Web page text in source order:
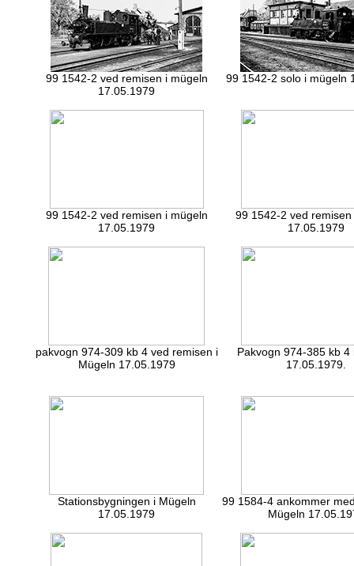
99 1542-2 ved remisen i mügeln
17.05.1979
99 1542-2 solo i mügeln
99 1542-2 ved remisen i mügeln
17.05.1979
99 1542-2 ved
17.05.1979
pakvogn 974-309 kb 4 ved remisen i
Mügeln 17.05.1979
Pakvogn 974-385 kb 4
17.05.1979.
Stationsbygningen i Mügeln
17.05.1979
99 1584-4 ankommer
Mügeln